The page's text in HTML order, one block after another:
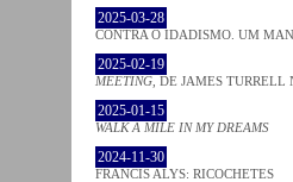
2025-03-28
CONTRA O IDADISMO. UM
2025-02-19
MEETING , DE JAMES
2025-01-15
WALK A MILE IN MY DREAMS
2024-11-30
FRANCIS ALYS: RICOCHETES